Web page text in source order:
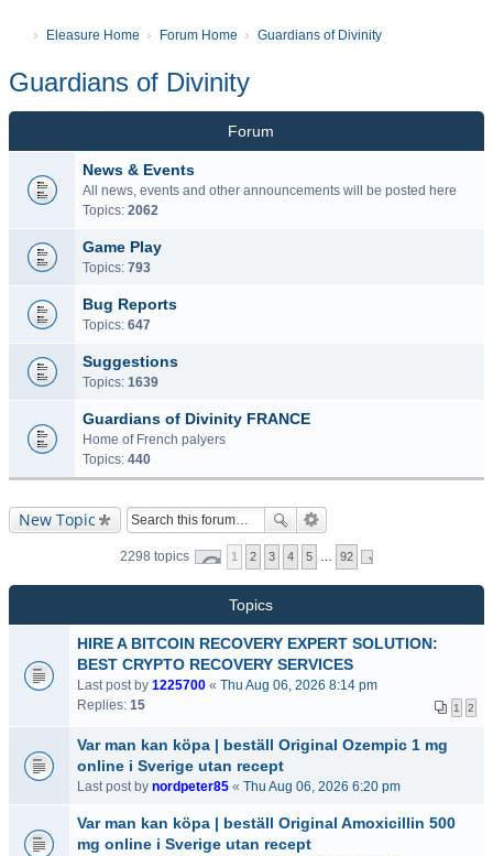
Eleasure Home Forum Home Guardians of Divinity
Guardians of Divinity
Forum
News & Events
All news, events and other announcements will be posted here
Topics: 2062
Game Play
Topics: 793
Bug Reports
Topics: 647
Suggestions
Topics: 1639
Guardians of Divinity FRANCE
Home of French palyers
Topics: 440
New Topic
2298 topics 1 2 3 4 5 92
Topics
HIRE A BITCOIN RECOVERY EXPERT SOLUTION:
BEST CRYPTO RECOVERY SERVICES
Last post by 1225700 « Thu Aug 06, 2026 8:14 pm
Replies: 15 1 2
Var man kan köpa | beställ Original Ozempic 1 mg
online i Sverige utan recept
Last post by nordpeter85 « Thu Aug 06, 2026 6:20 pm
Var man kan köpa | beställ Original Amoxicillin 500
mg online i Sverige utan recept